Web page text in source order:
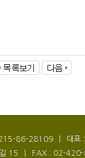
215-86-28109
대표
15
FAX : 02-